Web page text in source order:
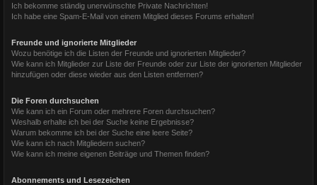
Ich bekomme ständig unerwünschte Private Nachrichten!
Ich habe eine Spam-E-Mail von einem Mitglied dieses Forums erhalten!
Freunde und ignorierte Mitglieder
Wozu benötige ich die Listen der Freunde und ignorierten Mitglieder?
Wie kann ich Mitglieder zur Liste der Freunde oder zur Liste der ignorierten Mitglieder
hinzufügen oder diese wieder aus den Listen entfernen?
Die Foren durchsuchen
Wie kann ich ein Forum oder mehrere Foren durchsuchen?
Weshalb erhalte ich bei der Suche keine Ergebnisse?
Warum bekomme ich bei der Suche eine leere Seite?
Wie kann ich nach Mitgliedern suchen?
Wie kann ich meine eigenen Beiträge und Themen finden?
Abonnements und Lesezeichen